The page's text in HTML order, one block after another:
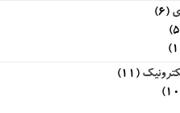
(6)
(11)